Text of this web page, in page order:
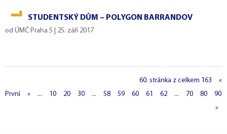
STUDENTSKÝ DŮM – POLYGON BARRANDOV
od ÚMČ Praha 5 25. září 2017
60. stránka z celkem 163
«
První
« ... 10 20 30 ... 58 59 60 61 62 ... 70 80
90
»